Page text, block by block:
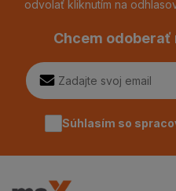
odvolať kliknutím na
Chcem
Súhlasím so